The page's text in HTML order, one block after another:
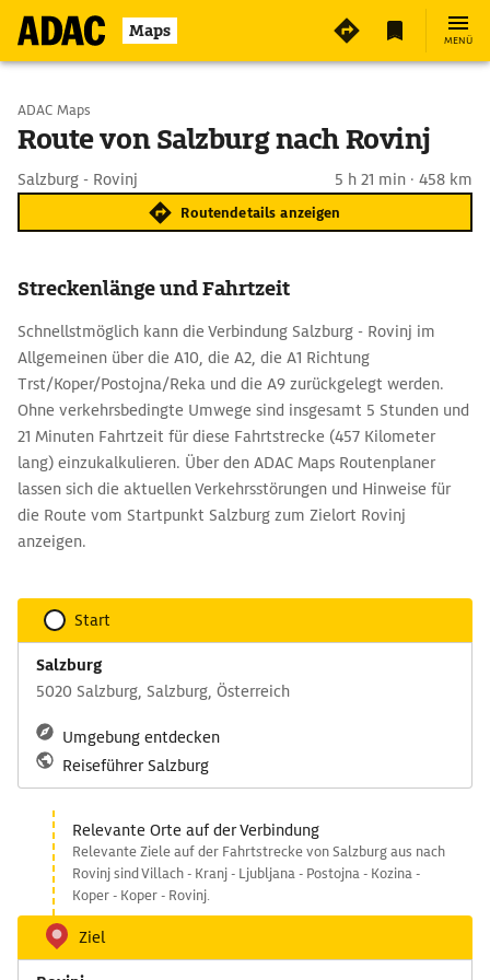
Maps MENÜ
Start wählen
ADAC Maps
Route von Salzburg nach Rovinj
Salzburg - Rovinj 5 h 21 min · 458 km
Routendetails anzeigen
Streckenlänge und Fahrtzeit
Schnellstmöglich kann die Verbindung Salzburg - Rovinj im
Allgemeinen über die A10, die A2, die A1 Richtung
Trst/Koper/Postojna/Reka und die A9 zurückgelegt werden.
Ohne verkehrsbedingte Umwege sind insgesamt 5 Stunden und
21 Minuten Fahrtzeit für diese Fahrtstrecke (457 Kilometer
lang) einzukalkulieren. Über den ADAC Maps Routenplaner
lassen sich die aktuellen Verkehrsstörungen und Hinweise für
die Route vom Startpunkt Salzburg zum Zielort Rovinj
anzeigen.
Start
Salzburg
5020 Salzburg, Salzburg, Österreich
Umgebung entdecken
Reiseführer Salzburg
Relevante Orte auf der Verbindung
Relevante Ziele auf der Fahrtstrecke von Salzburg aus nach
Rovinj sind Villach - Kranj - Ljubljana - Postojna - Kozina -
Koper - Koper - Rovinj.
Ziel